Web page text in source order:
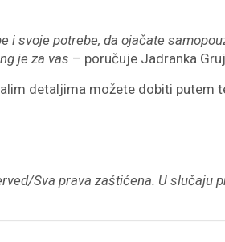
i svoje potrebe, da ojačate
je za vas – poručuje Jadranka
detaljima možete dobiti putem
Sva prava zaštićena. U slučaju